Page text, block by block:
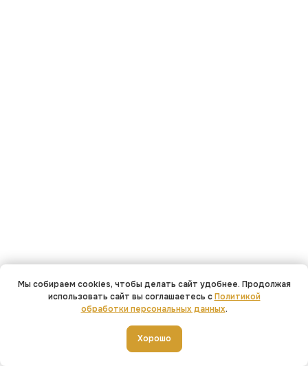
Мы собираем cookies, чтобы делать сайт удобнее. Продолжая
использовать сайт вы соглашаетесь сПолитикой
обработки персональных данных.
Хорошо
Добавить в корзину